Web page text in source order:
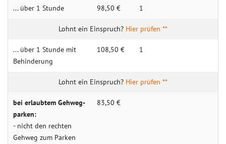
... über 1 Stunde 98,50 € 1
Hier prüfen **
... über 1 Stunde mit
Behin­­derung
108,50 € 1
Hier prüfen **
bei erlaubtem Gehweg­­
parken:
- nicht den rechten
Geh­­weg zum Parken
83,50 €